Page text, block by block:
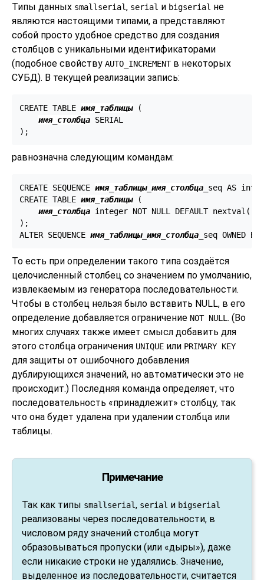
Типы данных smallserial, serial и bigserial не
являются настоящими типами, а представляют
собой просто удобное средство для создания
столбцов с уникальными идентификаторами
(подобное свойству AUTO_INCREMENTв некоторых
СУБД). В текущей реализации запись:
CREATE TABLE имя_таблицы (
имя_столбца SERIAL
);
равнозначна следующим командам:
CREATE SEQUENCE имя_таблицы_ имя_столбца_seq AS
CREATE TABLE имя_таблицы (
имя_столбца integer NOT NULL DEFAULT nextval('
);
ALTER SEQUENCE имя_таблицы_ имя_столбца_seq OWNED BY
То есть при определении такого типа создаётся
целочисленный столбец со значением по умолчанию,
извлекаемым из генератора последовательности.
Чтобы в столбец нельзя было вставить NULL, в его
определение добавляется ограничение NOT NULL . (Во
многих случаях также имеет смысл добавить для
этого столбца ограничения UNIQUE или PRIMARY KEY
для защиты от ошибочного добавления
дублирующихся значений, но автоматически это не
происходит.) Последняя команда определяет, что
последовательность «принадлежит» столбцу, так
что она будет удалена при удалении столбца или
таблицы.
Примечание
Так как типы smallserial, serial и bigserial
реализованы через последовательности, в
числовом ряду значений столбца могут
образовываться пропуски (или «дыры»), даже
если никакие строки не удалялись. Значение,
выделенное из последовательности, считается